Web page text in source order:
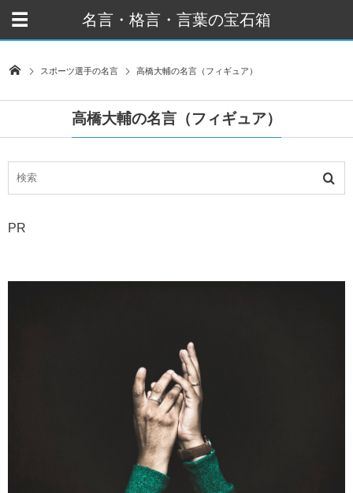
名言・格言・言葉の宝石箱
スポーツ選手の名言 高橋大輔の名言（フィギュア）
高橋大輔の名言（フィギュア）
PR